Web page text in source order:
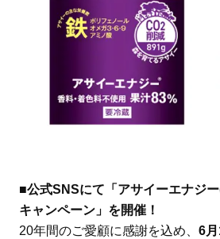
■公式SNSにて「アサイーエナジ
キャンペーン」を開催！
20年間のご愛顧に感謝を込め、 6